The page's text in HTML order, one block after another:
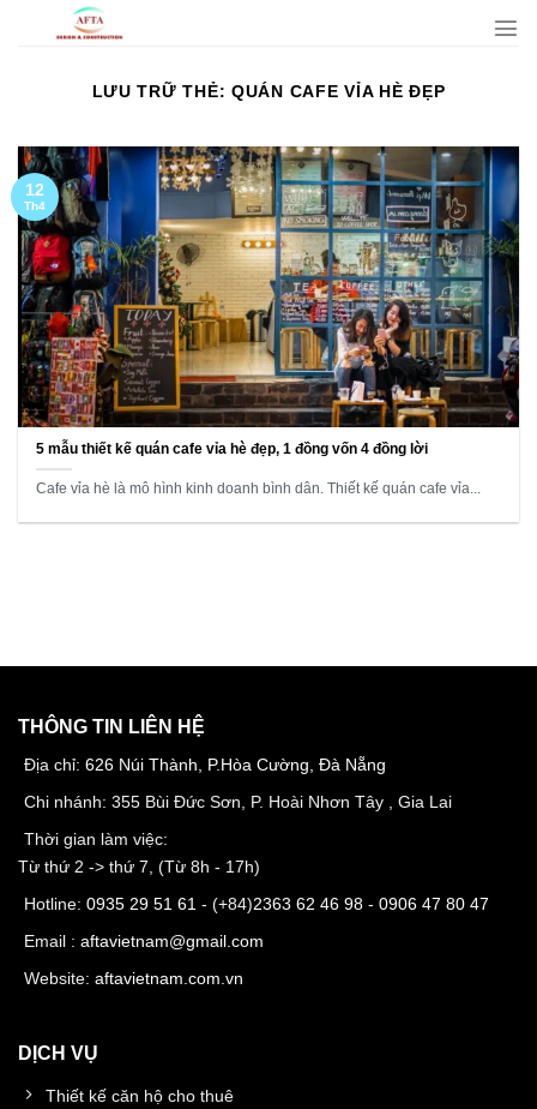
LƯU TRỮ THẺ: QUÁN CAFE VỈA HÈ ĐẸP
5 mẫu thiết kế quán cafe vỉa hè đẹp, 1 đồng vốn 4 đồng lời
Cafe vỉa hè là mô hình kinh doanh bình dân. Thiết kế quán cafe vỉa...
12
Th4
THÔNG TIN LIÊN HỆ
Địa chỉ: 626 Núi Thành, P.Hòa Cường, Đà Nẵng
Chi nhánh: 355 Bùi Đức Sơn, P. Hoài Nhơn Tây , Gia Lai
Thời gian làm việc:
Từ thứ 2 -> thứ 7, (Từ 8h - 17h)
Hotline: 0935 29 51 61 - (+84)2363 62 46 98 - 0906 47 80 47
Email : aftavietnam@gmail.com
Website: aftavietnam.com.vn
DỊCH VỤ
Thiết kế căn hộ cho thuê